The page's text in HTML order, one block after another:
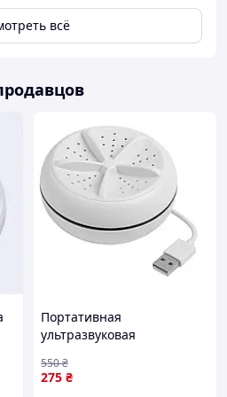
всё
Портативная
ультразвуковая
Стиральная машина для
дачи Складная QH-86
275 ₴
550₴